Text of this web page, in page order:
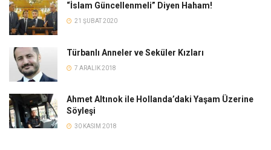
“İslam Güncellenmeli” Diyen Haham!
21 ŞUBAT 2020
Türbanlı Anneler ve Seküler Kızları
7 ARALIK 2018
Ahmet Altınok ile Hollanda’daki Yaşam Üzerine
Söyleşi
30 KASIM 2018